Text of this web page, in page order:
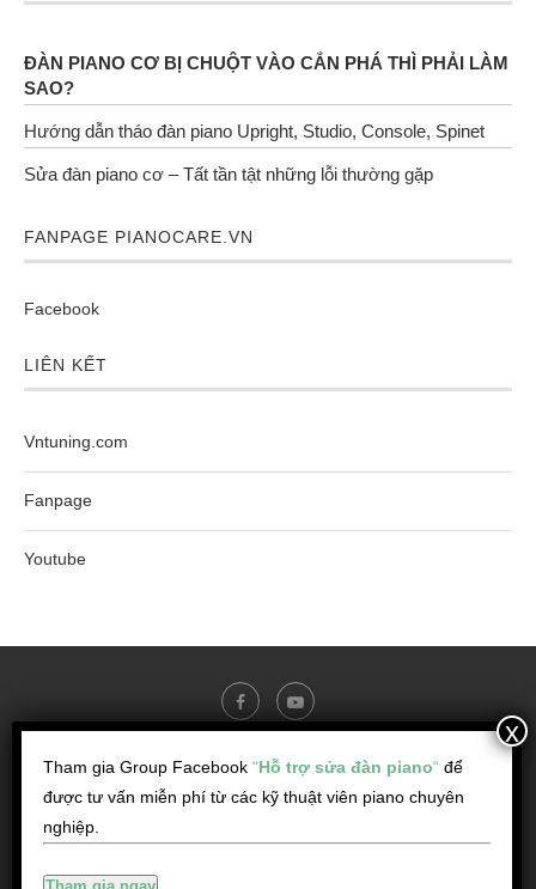
ĐÀN PIANO CƠ BỊ CHUỘT VÀO CẮN PHÁ THÌ PHẢI LÀM
SAO?
Hướng dẫn tháo đàn piano Upright, Studio, Console, Spinet
Sửa đàn piano cơ – Tất tần tật những lỗi thường gặp
FANPAGE PIANOCARE.VN
Facebook
LIÊN KẾT
Vntuning.com
Fanpage
Youtube
@ Copyright - Dịch vụ sửa chữa - Lên dây đàn Piano - Pianocare.vn
-----------------------
Đ/c: Block A, Chung cư Hausneo, đường số 11, P. Phú Hữu, Tp. Thủ Đức,
HCM
Tham gia Group Facebook “Hỗ trợ sửa đàn piano“ để
được tư vấn miễn phí từ các kỹ thuật viên piano chuyên
nghiệp.